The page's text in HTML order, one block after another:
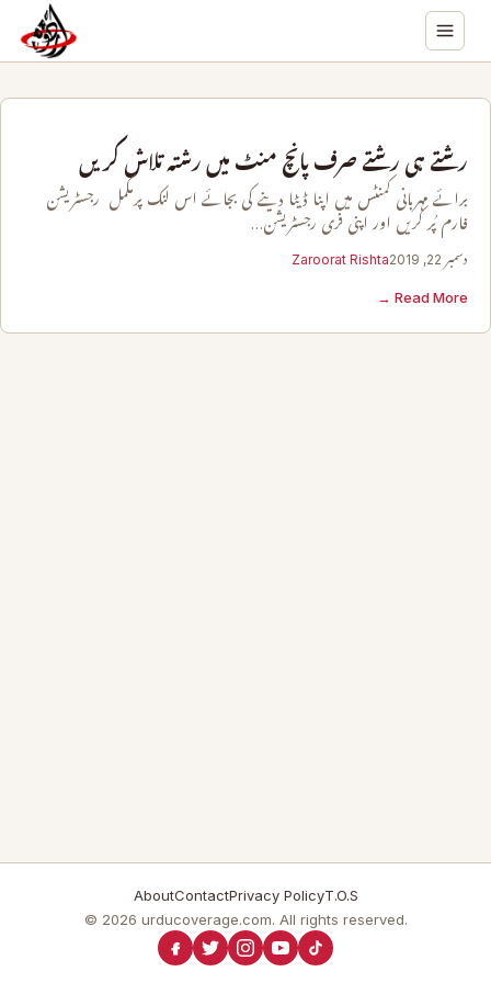
رشتے ہی رشتے صرف پانچ منٹ میں رشتہ تلاش کریں
برائے مہربانی کمنٹس میں اپنا ڈیٹا دینے کی بجائے اس لنک پرمکمل رجسٹریشن
فارم پُر کریں اور اپنی فری رجسٹریشن…
دسمبر 22, 2019 Zaroorat Rishta
Read More →
AboutContactPrivacy PolicyT.O.S
© 2026 urducoverage.com. All rights reserved.